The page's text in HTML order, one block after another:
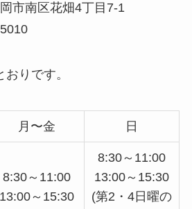
市南区花畑4丁目7-1
りです。
月〜金 日
8:30～11:00
13:00～15:30
8:30～11:00
13:00～15:30
(第2・4日曜の